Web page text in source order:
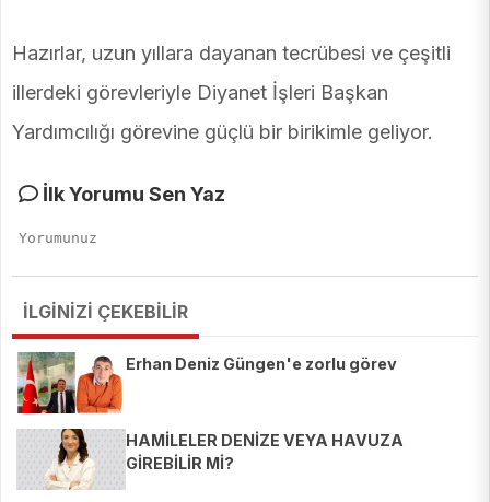
Hazırlar, uzun yıllara dayanan tecrübesi ve çeşitli
illerdeki görevleriyle Diyanet İşleri Başkan
Yardımcılığı görevine güçlü bir birikimle geliyor.
İlk Yorumu Sen Yaz
İLGİNİZİ ÇEKEBİLİR
Erhan Deniz Güngen'e zorlu görev
HAMİLELER DENİZE VEYA HAVUZA
GİREBİLİR Mİ?